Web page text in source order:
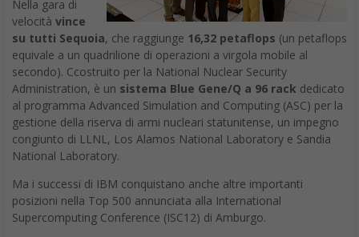
Nella gara di
velocità vince
su tutti Sequoia, che raggiunge 16,32 petaflops (un petaflops
equivale a un quadrilione di operazioni a virgola mobile al
secondo). Ccostruito per la National Nuclear Security
Administration, è un sistema Blue Gene/Q a 96 rack dedicato
al programma Advanced Simulation and Computing (ASC) per la
gestione della riserva di armi nucleari statunitense, un impegno
congiunto di LLNL, Los Alamos National Laboratory e Sandia
National Laboratory.
Ma i successi di IBM conquistano anche altre importanti
posizioni nella Top 500 annunciata alla International
Supercomputing Conference (ISC12) di Amburgo.